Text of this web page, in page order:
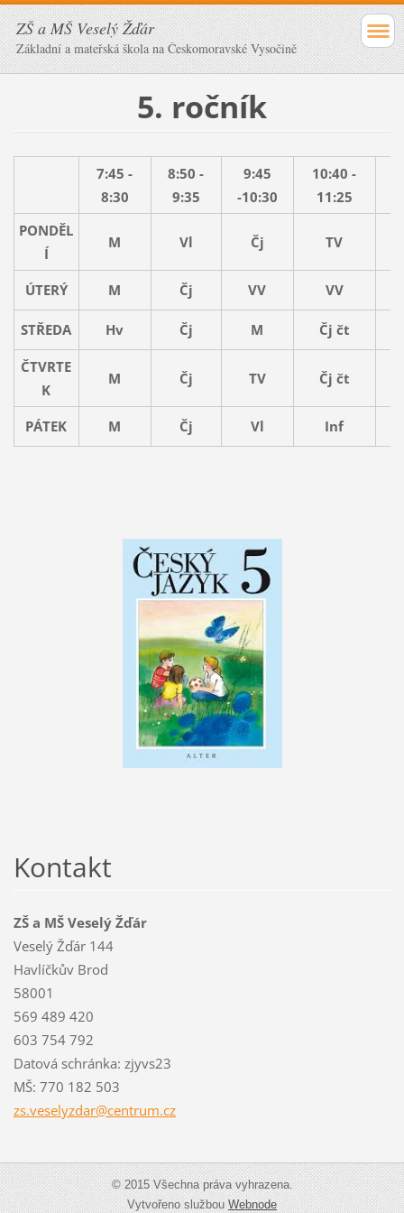
ZŠ a MŠ Veselý Žďár
Základní a mateřská škola na Českomoravské Vysočině
5. ročník
7:45 -
8:30
8:50 -
9:35
9:45
-10:30
10:40 -
11:25
PONDĚL
Í
M Vl Čj TV
ÚTERÝ M Čj VV VV
STŘEDA Hv Čj M Čj čt
ČTVRTE
K
M Čj TV Čj čt
PÁTEK M Čj Vl Inf
Kontakt
ZŠ a MŠ Veselý Žďár
Veselý Žďár 144
Havlíčkův Brod
58001
569 489 420
603 754 792
Datová schránka: zjyvs23
MŠ: 770 182 503
zs.veselyzdar@centrum.cz
© 2015 Všechna práva vyhrazena.
Vytvořeno službouWebnode